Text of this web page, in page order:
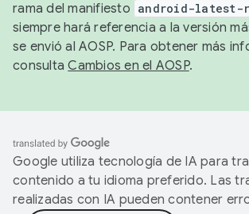
rama del manifiesto android-latest-
siempre hará referencia a la versión
se envió al AOSP. Para obtener más
consultaCambios en el AOSP.
Google utiliza tecnología de IA para
contenido a tu idioma preferido. Las
realizadas con IA pueden contener